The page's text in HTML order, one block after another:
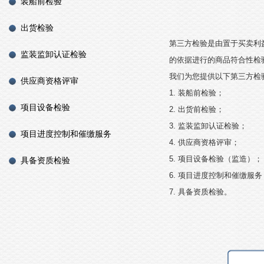
出货检验
监装监卸认证检验
供应商资格评审
项目设备检验
项目进度控制和催缴服务
具备资质检验
第三方检验是由置于买卖
的依据进行的商品符合性
我们为您提供以下第三方检
1. 装船前检验；
2. 出货前检验；
3. 监装监卸认证检验；
4. 供应商资格评审；
5. 项目设备检验（监造）；
6. 项目进度控制和催缴服务
7. 具备资质检验。